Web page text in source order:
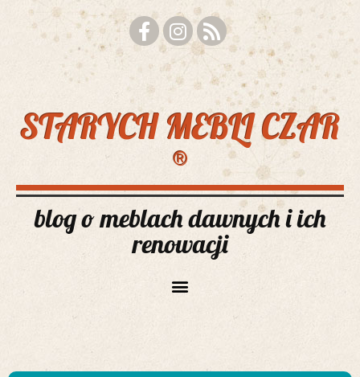
STARYCH MEBLI CZAR
®
blog o meblach dawnych i ich
renowacji